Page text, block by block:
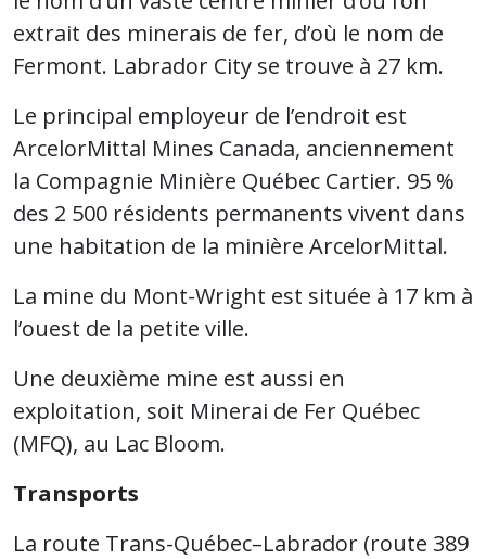
extrait des minerais de fer, d’où le nom de
Fermont. Labrador City se trouve à 27 km.
Le principal employeur de l’endroit est
ArcelorMittal Mines Canada, anciennement
la Compagnie Minière Québec Cartier. 95 %
des 2 500 résidents permanents vivent dans
une habitation de la minière ArcelorMittal.
La mine du Mont-Wright est située à 17 km à
l’ouest de la petite ville.
Une deuxième mine est aussi en
exploitation, soit Minerai de Fer Québec
(MFQ), au Lac Bloom.
Transports
La route Trans-Québec–Labrador (route 389